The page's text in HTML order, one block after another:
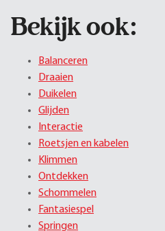
Bekijk ook:
Balanceren
Draaien
Duikelen
Glijden
Interactie
Roetsjen en kabelen
Klimmen
Ontdekken
Schommelen
Fantasiespel
Springen